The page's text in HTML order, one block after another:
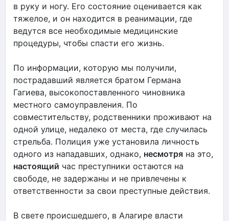
в руку и ногу. Его состояние оценивается как
тяжелое, и он находится в реанимации, где
ведутся все необходимые медицинские
процедуры, чтобы спасти его жизнь.
По информации, которую мы получили,
пострадавший является братом Германа
Гагиева, высокопоставленного чиновника
местного самоуправления. По
совместительству, родственники проживают на
одной улице, недалеко от места, где случилась
стрельба. Полиция уже установила личность
одного из нападавших, однако, несмотря на это,
настоящий час преступники остаются на
свободе, не задержаны и не привлечены к
ответственности за свои преступные действия.
В свете происшедшего, в Алагире власти